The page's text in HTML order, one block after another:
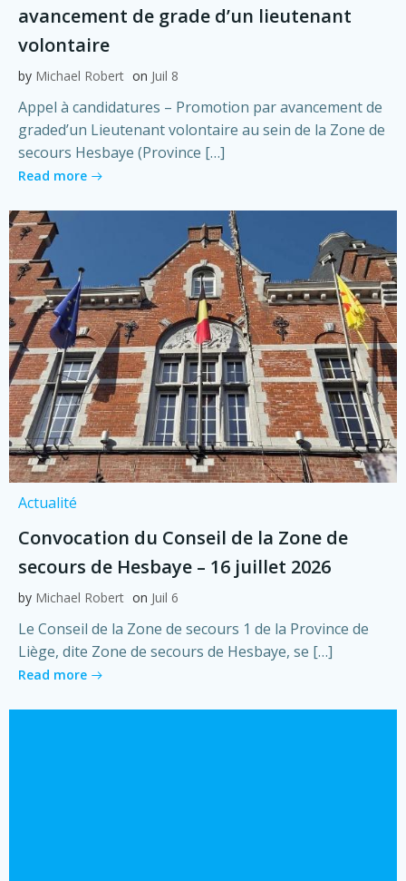
avancement de grade d’un lieutenant
volontaire
by Michael Robert on Juil 8
Appel à candidatures – Promotion par avancement de
graded’un Lieutenant volontaire au sein de la Zone de
secours Hesbaye (Province […]
Read more
Actualité
Convocation du Conseil de la Zone de
secours de Hesbaye – 16 juillet 2026
by Michael Robert on Juil 6
Le Conseil de la Zone de secours 1 de la Province de
Liège, dite Zone de secours de Hesbaye, se […]
Read more